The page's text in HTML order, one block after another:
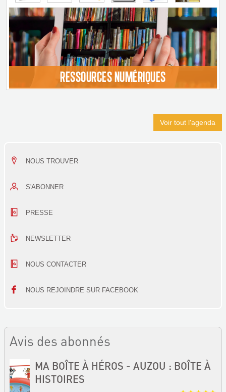
RESSOURCES NUMÉRIQUES
Voir tout l'agenda
NOUS TROUVER
S'ABONNER
PRESSE
NEWSLETTER
NOUS CONTACTER
NOUS REJOINDRE SUR FACEBOOK
Avis des abonnés
MA BOÎTE À HÉROS - AUZOU : BOÎTE À
HISTOIRES